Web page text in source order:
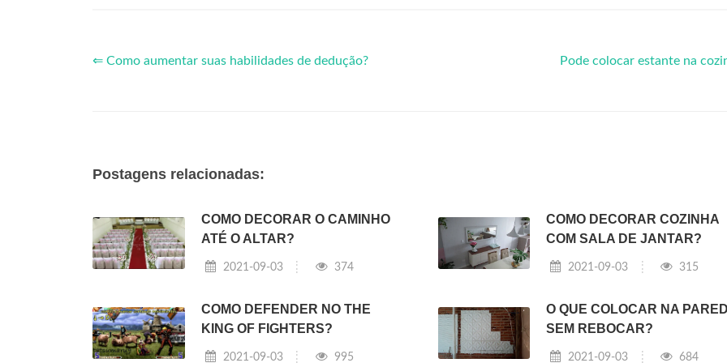
⇐ Como aumentar suas habilidades de dedução? Pode colocar estante na
Postagens relacionadas:
COMO DECORAR O CAMINHO
ATÉ O ALTAR?
2021-09-03 374
COMO DECORAR COZINHA
COM SALA DE JANTAR?
2021-09-03 315
COMO DEFENDER NO THE
KING OF FIGHTERS?
2021-09-03 995
O QUE COLOCAR NA
SEM REBOCAR?
2021-09-03 684